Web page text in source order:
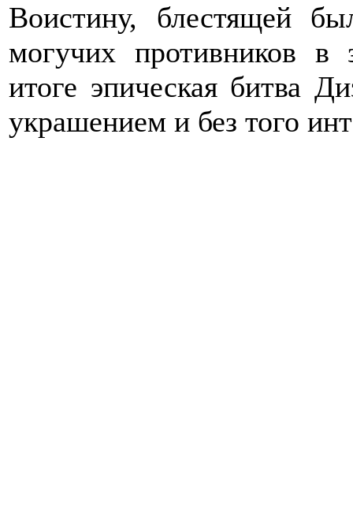
Воистину, блестящей
могучих противников в
итоге эпическая битва
украшением и без того